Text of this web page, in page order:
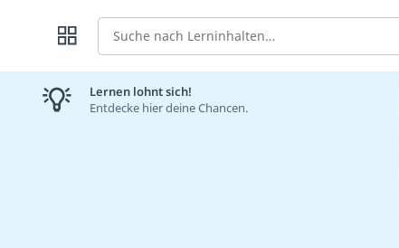
Suche
Lernen lohnt sich!
Entdecke hier deine Chancen.